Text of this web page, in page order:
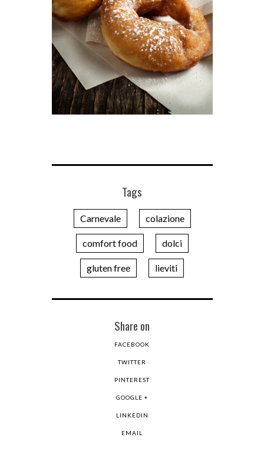
Tags
Carnevale colazione
comfort food dolci
gluten free lieviti
Share on
FACEBOOK
TWITTER
PINTEREST
GOOGLE +
LINKEDIN
EMAIL